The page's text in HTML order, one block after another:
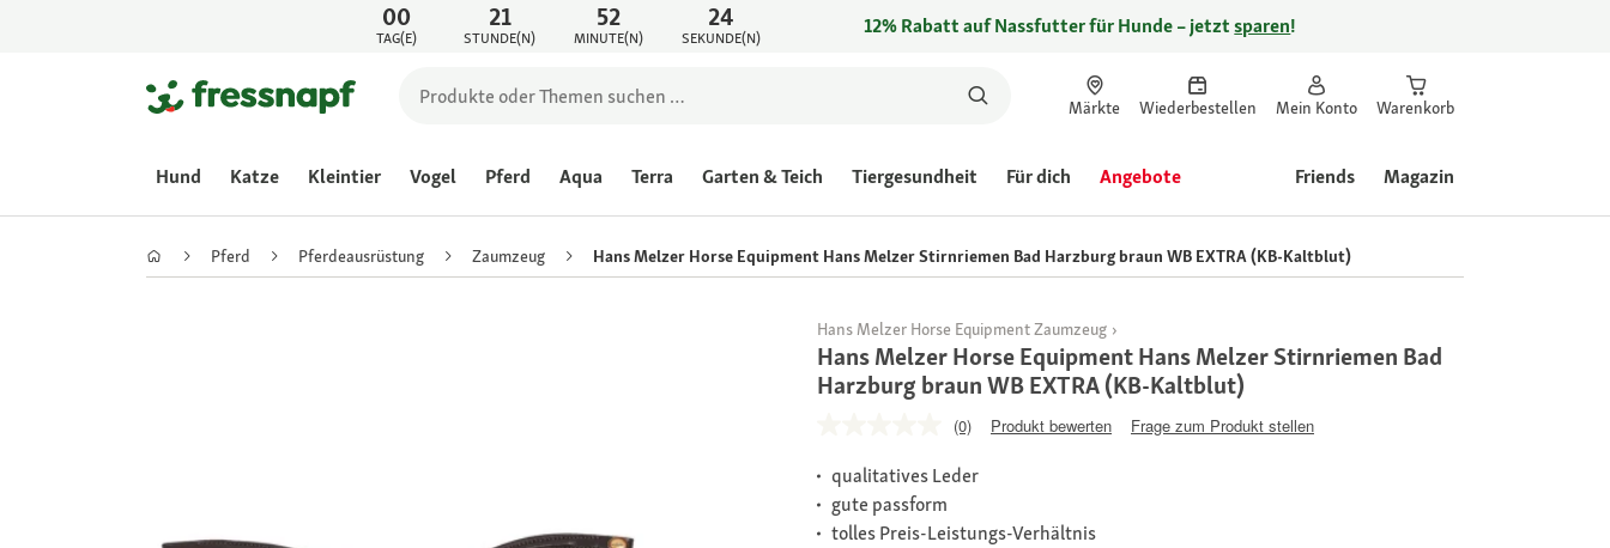
00
TAG(E)
21
STUNDE(N)
52
MINUTE(N)
24
SEKUNDE(N) 12% Rabatt auf Nassfutter für Hunde – jetztsparen!
Märkte Wiederbestellen Mein Konto Warenkorb
Hund Katze Kleintier Vogel Pferd Aqua Terra Garten & Teich Tiergesundheit Für dich Angebote Friends Magazin
Pferd Pferdeausrüstung Zaumzeug Hans Melzer Horse Equipment Hans Melzer Stirnriemen Bad Harzburg braun WB EXTRA (KB-Kaltblut)
Hans Melzer Horse Equipment Zaumzeug
Hans Melzer Horse Equipment Hans Melzer Stirnriemen Bad
Harzburg braun WB EXTRA (KB-Kaltblut)
(0) Produkt bewerten Frage zum Produkt stellen
qualitatives Leder
gute passform
tolles Preis-Leistungs-Verhältnis